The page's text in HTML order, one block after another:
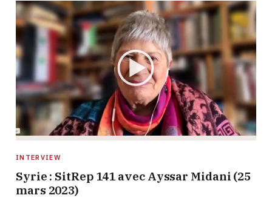
INTERVIEW
Syrie : SitRep 141 avec Ayssar Midani (25
mars 2023)